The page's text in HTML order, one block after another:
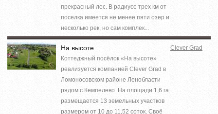
прекрасный лес. В радиусе трех км от
поселка имеется не менее пяти озер и
несколько рек, но сам комплек...
На высоте
Коттеджный посёлок «На высоте»
реализуется компанией Clever Grad в
Ломоносовском районе Ленобласти
рядом с Кемпелево. На площади 1,6 га
размещается 13 земельных участков
размером от 10 до 11,52 соток. Своё
Clever Grad